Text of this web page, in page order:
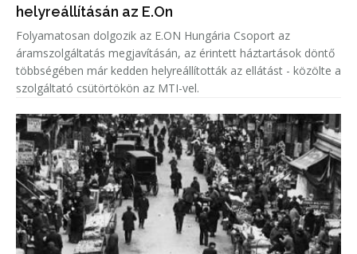
helyreállításán az E.On
Folyamatosan dolgozik az E.ON Hungária Csoport az
áramszolgáltatás megjavításán, az érintett háztartások döntő
többségében már kedden helyreállították az ellátást - közölte a
szolgáltató csütörtökön az MTI-vel.